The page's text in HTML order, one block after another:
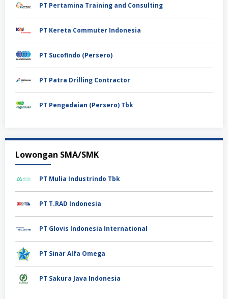
PT Pertamina Training and Consulting
PT Kereta Commuter Indonesia
PT Sucofindo (Persero)
PT Patra Drilling Contractor
PT Pengadaian (Persero) Tbk
Lowongan SMA/SMK
PT Mulia Industrindo Tbk
PT T.RAD Indonesia
PT Glovis Indonesia International
PT Sinar Alfa Omega
PT Sakura Java Indonesia